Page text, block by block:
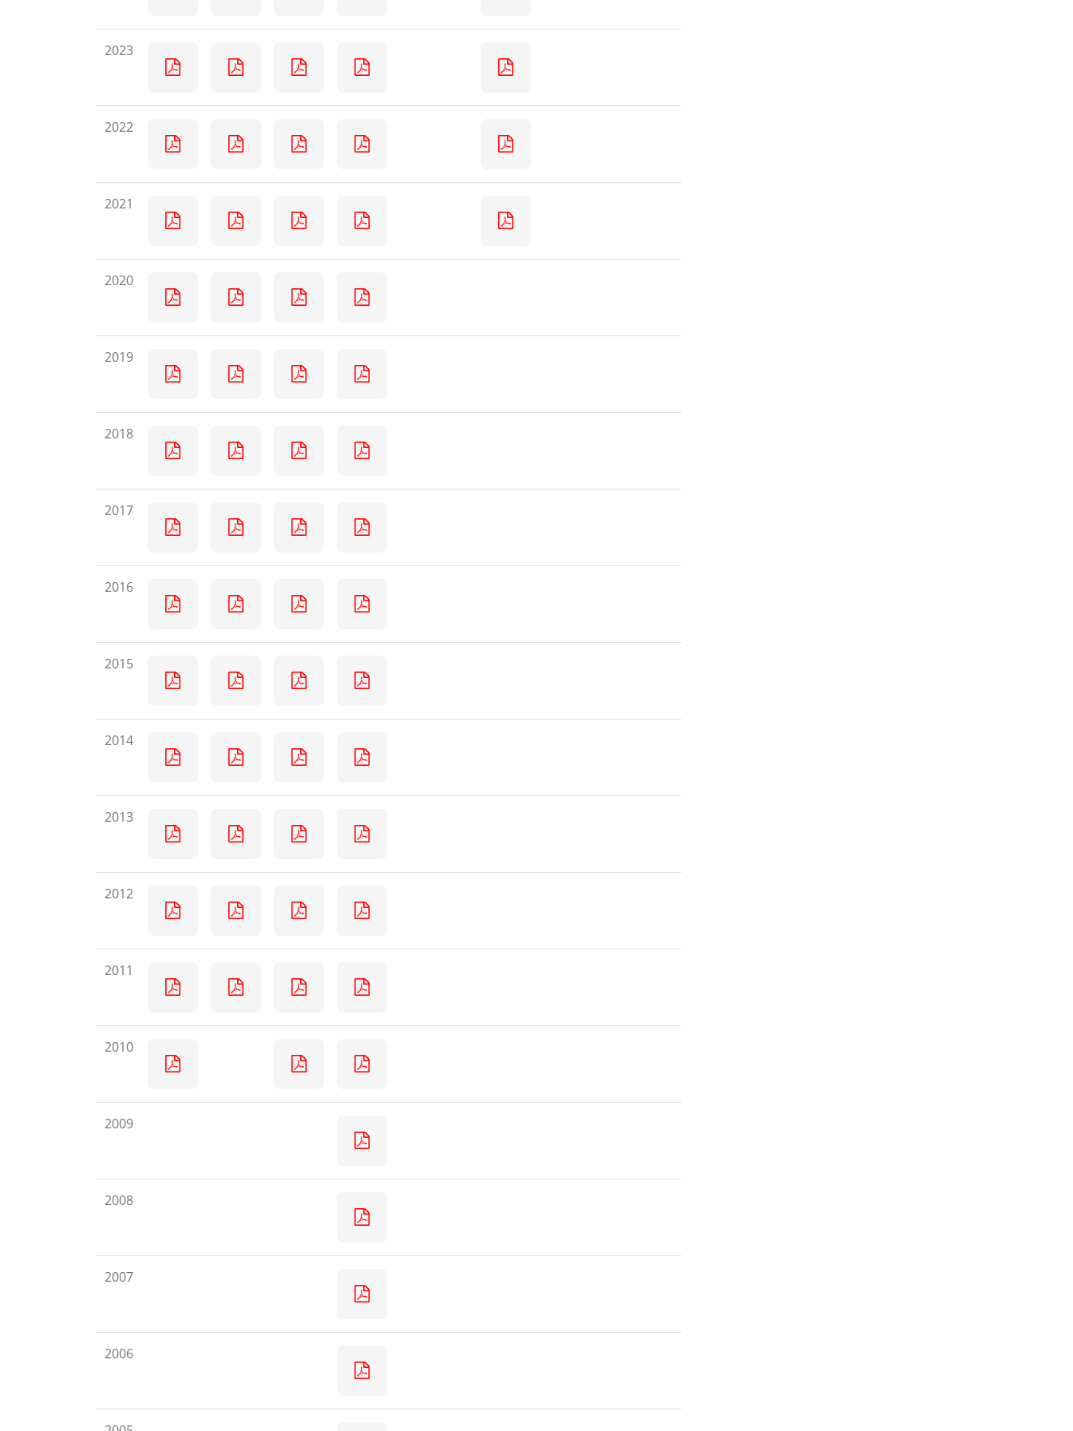
2023
2022
2021
2020
2019
2018
2017
2016
2015
2014
2013
2012
2011
2010
2009
2008
2007
2006